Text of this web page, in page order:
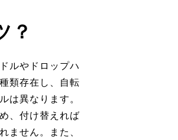
？
ルやドロップハ
類存在し、自転
は異なります。
、付け替えれば
ません。また、